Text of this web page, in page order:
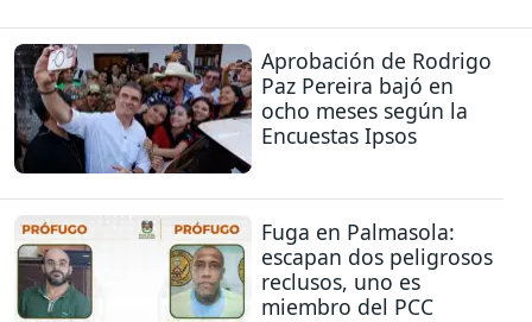
Aprobación de Rodrigo
Paz Pereira bajó en
ocho meses según la
Encuestas Ipsos
Fuga en Palmasola:
escapan dos peligrosos
reclusos, uno es
miembro del PCC